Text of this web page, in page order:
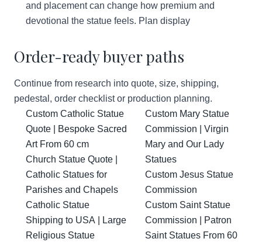
and placement can change how premium and
devotional the statue feels. Plan display
Order-ready buyer paths
Continue from research into quote, size, shipping,
pedestal, order checklist or production planning.
Custom Catholic Statue
Quote | Bespoke Sacred
Art From 60 cm
Church Statue Quote |
Catholic Statues for
Parishes and Chapels
Catholic Statue
Shipping to USA | Large
Religious Statue
Custom Mary Statue
Commission | Virgin
Mary and Our Lady
Statues
Custom Jesus Statue
Commission
Custom Saint Statue
Commission | Patron
Saint Statues From 60